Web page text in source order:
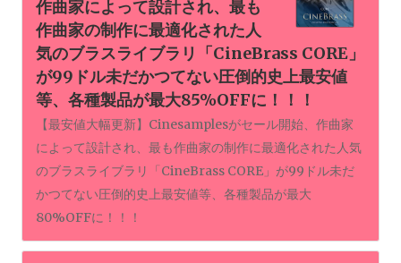
作曲家によって設計され、最も
作曲家の制作に最適化された人
気のブラスライブラリ「CineBrass CORE」
が99ドル未だかつてない圧倒的史上最安値
等、各種製品が最大85%OFFに！！！
【最安値大幅更新】Cinesamplesがセール開始、作曲家
によって設計され、最も作曲家の制作に最適化された人気
のブラスライブラリ「CineBrass CORE」が99ドル未だ
かつてない圧倒的史上最安値等、各種製品が最大
80%OFFに！！！